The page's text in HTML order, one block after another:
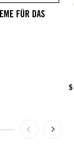
FÜR DAS